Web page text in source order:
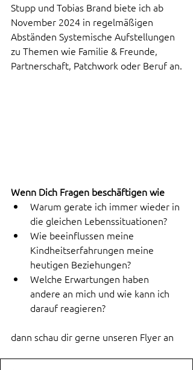
Stupp und Tobias Brand biete ich ab
November 2024 in regelmäßigen
Abständen Systemische Aufstellungen
zu Themen wie Familie & Freunde,
Partnerschaft, Patchwork oder Beruf an.
Wenn Dich Fragen beschäftigen wie
Warum gerate ich immer wieder in
die gleichen Lebenssituationen?
Wie beeinflussen meine
Kindheitserfahrungen meine
heutigen Beziehungen?
Welche Erwartungen haben
andere an mich und wie kann ich
darauf reagieren?
dann schau dir gerne unseren Flyer an